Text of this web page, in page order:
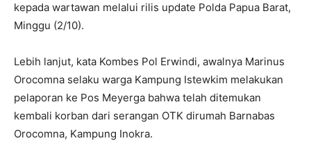
kepada wartawan melalui rilis update Polda Papua Barat,
Minggu (2/10).
Lebih lanjut, kata Kombes Pol Erwindi, awalnya Marinus
Orocomna selaku warga Kampung Istewkim melakukan
pelaporan ke Pos Meyerga bahwa telah ditemukan
kembali korban dari serangan OTK dirumah Barnabas
Orocomna, Kampung Inokra.